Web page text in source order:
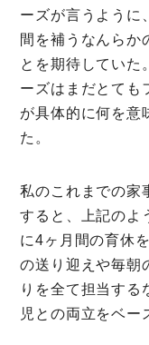
ーズが言うように
間を補うなんらか
とを期待していた
ーズはまだとても
が具体的に何を意
た。
私のこれまでの家
すると、上記のよ
に4ヶ月間の育休
の送り迎えや毎朝
りを全て担当する
児との両立をベー